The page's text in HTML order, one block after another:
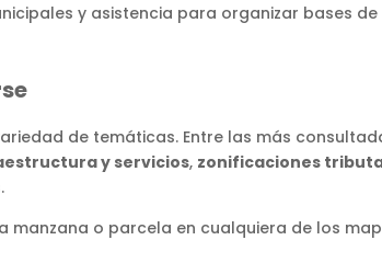
y asistencia para organizar bases
de temáticas. Entre las más
y servicios, zonificaciones
manzana o parcela en cualquiera de los